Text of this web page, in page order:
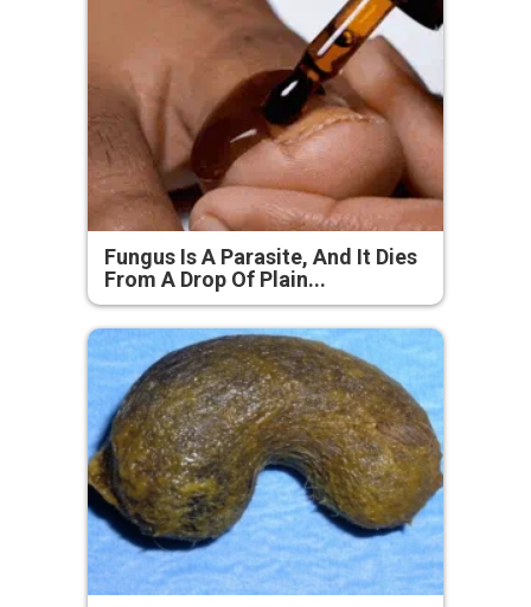
Fungus Is A Parasite, And It Dies
From A Drop Of Plain...